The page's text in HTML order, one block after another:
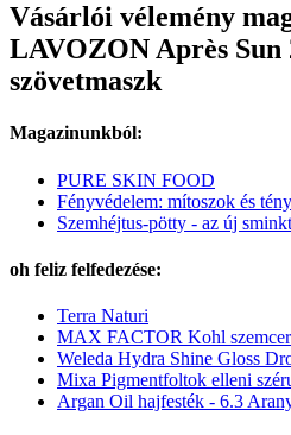
Vásárlói vélemény
LAVOZON Après Sun
szövetmaszk
Magazinunkból:
PURE SKIN FOOD
Fényvédelem: mítoszok és
Szemhéjtus-pötty - az új
oh feliz felfedezése:
Terra Naturi
MAX FACTOR Kohl
Weleda Hydra Shine Gloss
Mixa Pigmentfoltok elleni
Argan Oil hajfesték - 6.3